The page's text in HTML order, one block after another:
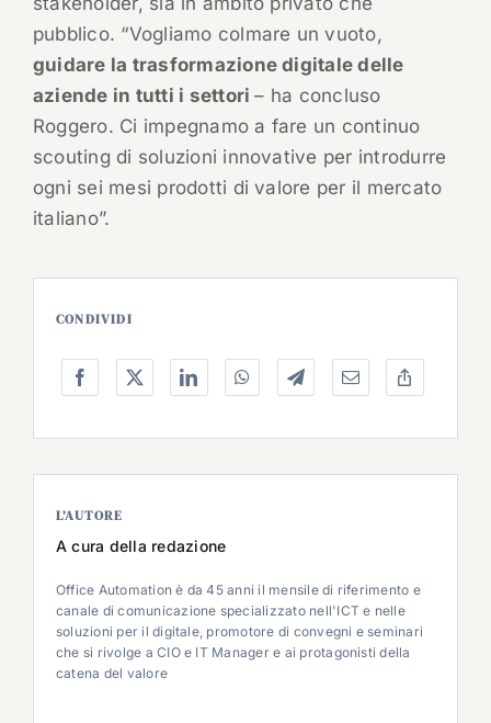
pubblico. “Vogliamo colmare un vuoto,
guidare la trasformazione digitale delle
aziende in tutti i settori– ha concluso
Roggero. Ci impegnamo a fare un continuo
scouting di soluzioni innovative per introdurre
ogni sei mesi prodotti di valore per il mercato
italiano”.
CONDIVIDI
L’AUTORE
A cura della redazione
Office Automation è da 45 anni il mensile di riferimento e
canale di comunicazione specializzato nell'ICT e nelle
soluzioni per il digitale, promotore di convegni e seminari
che si rivolge a CIO e IT Manager e ai protagonisti della
catena del valore